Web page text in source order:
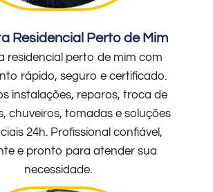
Residencial Perto de Mim
residencial perto de mim com
rápido, seguro e certificado.
instalações, reparos, troca de
chuveiros, tomadas e soluções
24h. Profissional confiável,
e pronto para atender sua
necessidade.